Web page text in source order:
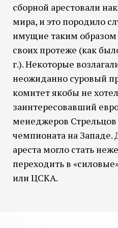
сборной арестовали
мира, и это породило
имущие таким
своих протеже (как
г.). Некоторые
неожиданно суровый
комитет якобы не
заинтересовавший
менеджеров Стрельцов
чемпионата на Западе.
ареста могло стать
переходить в
или ЦСКА.